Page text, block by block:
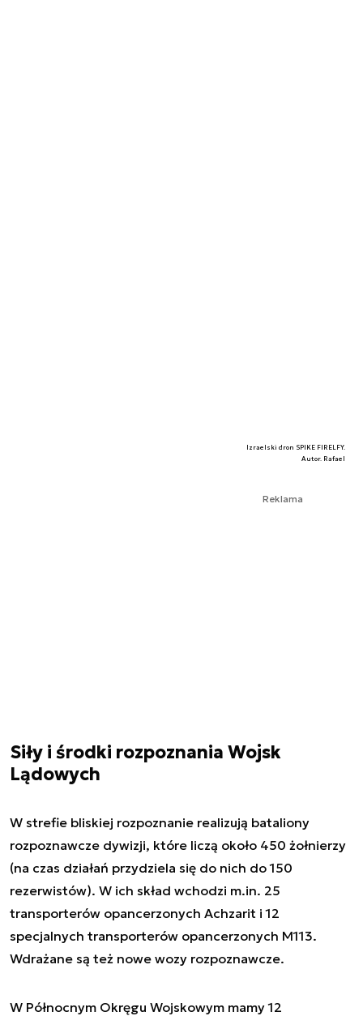
Izraelski dron SPIKE FIRELFY.
Autor. Rafael
Reklama
Siły i środki rozpoznania Wojsk
Lądowych
W strefie bliskiej rozpoznanie realizują bataliony
rozpoznawcze dywizji, które liczą około 450 żołnierzy
(na czas działań przydziela się do nich do 150
rezerwistów). W ich skład wchodzi m.in. 25
transporterów opancerzonych Achzarit i 12
specjalnych transporterów opancerzonych M113.
Wdrażane są też nowe wozy rozpoznawcze.
W Północnym Okręgu Wojskowym mamy 12